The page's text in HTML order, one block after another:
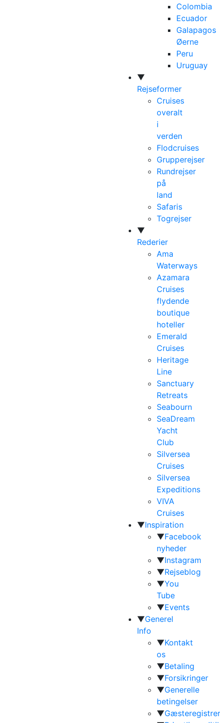
Colombia
Ecuador
Galapagos
Øerne
Peru
Uruguay
▼
Rejseformer
Cruises
overalt
i
verden
Flodcruises
Grupperejser
Rundrejser
på
land
Safaris
Togrejser
▼
Rederier
Ama
Waterways
Azamara
Cruises
flydende
boutique
hoteller
Emerald
Cruises
Heritage
Line
Sanctuary
Retreats
Seabourn
SeaDream
Yacht
Club
Silversea
Cruises
Silversea
Expeditions
VIVA
Cruises
▼Inspiration
▼Facebook
nyheder
▼Instagram
▼Rejseblog
▼You
Tube
▼Events
▼Generel
Info
▼Kontakt
os
▼Betaling
▼Forsikringer
▼Generelle
betingelser
▼